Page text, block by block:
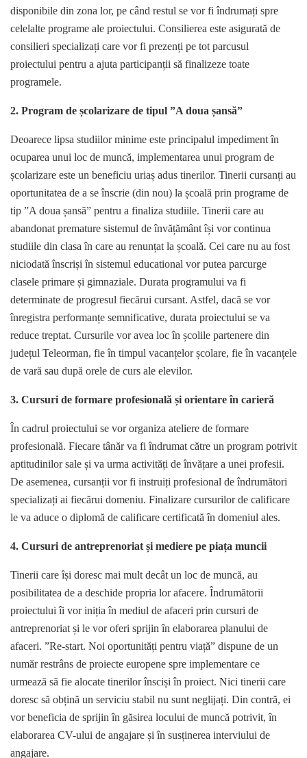
disponibile din zona lor, pe când restul se vor fi îndrumați spre
celelalte programe ale proiectului. Consilierea este asigurată de
consilieri specializați care vor fi prezenți pe tot parcusul
proiectului pentru a ajuta participanții să finalizeze toate
programele.
2. Program de școlarizare de tipul ”A doua șansă”
Deoarece lipsa studiilor minime este principalul impediment în
ocuparea unui loc de muncă, implementarea unui program de
școlarizare este un beneficiu uriaș adus tinerilor. Tinerii cursanți au
oportunitatea de a se înscrie (din nou) la școală prin programe de
tip ”A doua șansă” pentru a finaliza studiile. Tinerii care au
abandonat premature sistemul de învățământ își vor continua
studiile din clasa în care au renunțat la școală. Cei care nu au fost
niciodată înscriși în sistemul educational vor putea parcurge
clasele primare și gimnaziale. Durata programului va fi
determinate de progresul fiecărui cursant. Astfel, dacă se vor
înregistra performanțe semnificative, durata proiectului se va
reduce treptat. Cursurile vor avea loc în școlile partenere din
județul Teleorman, fie în timpul vacanțelor școlare, fie în vacanțele
de vară sau după orele de curs ale elevilor.
3. Cursuri de formare profesională și orientare în carieră
În cadrul proiectului se vor organiza ateliere de formare
profesională. Fiecare tânăr va fi îndrumat către un program potrivit
aptitudinilor sale și va urma activități de învățare a unei profesii.
De asemenea, cursanții vor fi instruiți profesional de îndrumători
specializați ai fiecărui domeniu. Finalizare cursurilor de calificare
le va aduce o diplomă de calificare certificată în domeniul ales.
4. Cursuri de antreprenoriat și mediere pe piața muncii
Tinerii care își doresc mai mult decât un loc de muncă, au
posibilitatea de a deschide propria lor afacere. Îndrumătorii
proiectului îi vor iniția în mediul de afaceri prin cursuri de
antreprenoriat și le vor oferi sprijin în elaborarea planului de
afaceri. ”Re-start. Noi oportunități pentru viață” dispune de un
număr restrâns de proiecte europene spre implementare ce
urmează să fie alocate tinerilor însciși în proiect. Nici tinerii care
doresc să obțină un serviciu stabil nu sunt neglijați. Din contră, ei
vor beneficia de sprijin în găsirea locului de muncă potrivit, în
elaborarea CV-ului de angajare și în susținerea interviului de
angajare.